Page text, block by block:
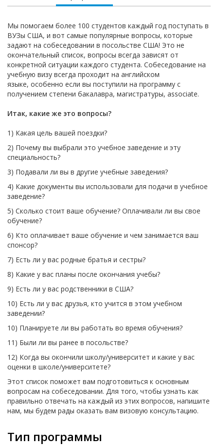
Мы помогаем более 100 студентов каждый год поступать в
ВУЗы США, и вот самые популярные вопросы, которые
задают на собеседовании в посольстве США! Это не
окончательный список, вопросы всегда зависят от
конкретной ситуации каждого студента. Собеседование на
учебную визу всегда проходит на английском
языке, особенно если вы поступили на программу с
получением степени бакалавра, магистратуры, associate.
Итак, какие же это вопросы?
1) Какая цель вашей поездки?
2) Почему вы выбрали это учебное заведение и эту
специальность?
3) Подавали ли вы в другие учебные заведения?
4) Какие документы вы использовали для подачи в учебное
заведение?
5) Сколько стоит ваше обучение? Оплачивали ли вы свое
обучение?
6) Кто оплачивает ваше обучение и чем занимается ваш
спонсор?
7) Есть ли у вас родные братья и сестры?
8) Какие у вас планы после окончания учебы?
9) Есть ли у вас родственники в США?
10) Есть ли у вас друзья, кто учится в этом учебном
заведении?
10) Планируете ли вы работать во время обучения?
11) Были ли вы ранее в посольстве?
12) Когда вы окончили школу/университет и какие у вас
оценки в школе/университете?
Этот список поможет вам подготовиться к основным
вопросам на собеседовании. Для того, чтобы узнать как
правильно отвечать на каждый из этих вопросов, напишите
нам, мы будем рады оказать вам визовую консультацию.
Тип программы